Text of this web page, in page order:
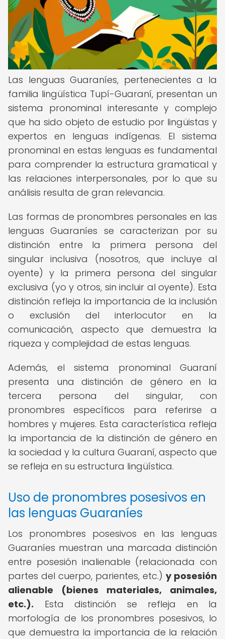
Las lenguas Guaraníes, pertenecientes a la
familia lingüística Tupí-Guaraní, presentan un
sistema pronominal interesante y complejo
que ha sido objeto de estudio por lingüistas y
expertos en lenguas indígenas. El sistema
pronominal en estas lenguas es fundamental
para comprender la estructura gramatical y
las relaciones interpersonales, por lo que su
análisis resulta de gran relevancia.
Las formas de pronombres personales en las
lenguas Guaraníes se caracterizan por su
distinción entre la primera persona del
singular inclusiva (nosotros, que incluye al
oyente) y la primera persona del singular
exclusiva (yo y otros, sin incluir al oyente). Esta
distinción refleja la importancia de la inclusión
o exclusión del interlocutor en la
comunicación, aspecto que demuestra la
riqueza y complejidad de estas lenguas.
Además, el sistema pronominal Guaraní
presenta una distinción de género en la
tercera persona del singular, con
pronombres específicos para referirse a
hombres y mujeres. Esta característica refleja
la importancia de la distinción de género en
la sociedad y la cultura Guaraní, aspecto que
se refleja en su estructura lingüística.
Uso de pronombres posesivos en
las lenguas Guaraníes
Los pronombres posesivos en las lenguas
Guaraníes muestran una marcada distinción
entre posesión inalienable (relacionada con
partes del cuerpo, parientes, etc.) y posesión
alienable (bienes materiales, animales,
etc.). Esta distinción se refleja en la
morfología de los pronombres posesivos, lo
que demuestra la importancia de la relación